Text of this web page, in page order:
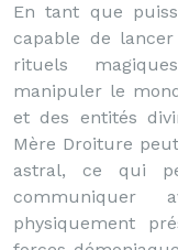
En tant que
capable de
rituels
manipuler le
et des entités
Mère Droiture
astral, ce qui
physiquement